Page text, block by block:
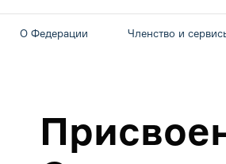
О Федерации Членство и